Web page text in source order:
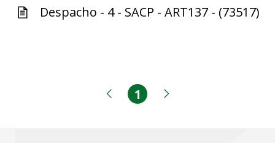
Despacho - 4 - SACP - ART137 - (73517)
Página anterior
Página
1